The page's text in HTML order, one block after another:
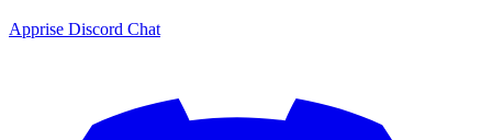
Apprise Discord Chat